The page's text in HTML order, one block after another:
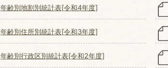
年齢別地割別統計表[令和4年度]
年齢別住所別統計表[令和3年度]
年齢別行政区別統計表[令和2年度]